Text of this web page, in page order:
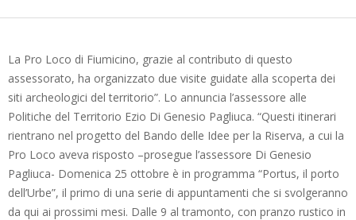
La Pro Loco di Fiumicino, grazie al contributo di questo
assessorato, ha organizzato due visite guidate alla scoperta dei
siti archeologici del territorio”. Lo annuncia l’assessore alle
Politiche del Territorio Ezio Di Genesio Pagliuca. “Questi itinerari
rientrano nel progetto del Bando delle Idee per la Riserva, a cui la
Pro Loco aveva risposto –prosegue l’assessore Di Genesio
Pagliuca- Domenica 25 ottobre è in programma “Portus, il porto
dell’Urbe”, il primo di una serie di appuntamenti che si svolgeranno
da qui ai prossimi mesi. Dalle 9 al tramonto, con pranzo rustico in